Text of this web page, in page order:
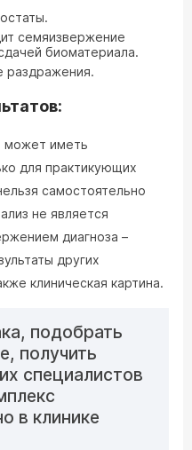
семяизвержение
биоматериала.
раздражения.
может иметь
для практикующих
самостоятельно
не является
диагноза –
других
клиническая картина.
подобрать
получить
специалистов
в клинике